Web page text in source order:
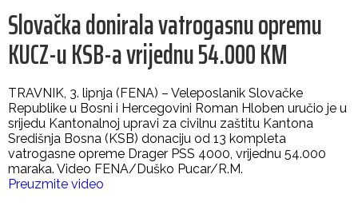
Slovačka donirala vatrogasnu opremu
KUCZ-u KSB-a vrijednu 54.000 KM
TRAVNIK, 3. lipnja (FENA) – Veleposlanik Slovačke
Republike u Bosni i Hercegovini Roman Hloben uručio je u
srijedu Kantonalnoj upravi za civilnu zaštitu Kantona
Središnja Bosna (KSB) donaciju od 13 kompleta
vatrogasne opreme Drager PSS 4000, vrijednu 54.000
maraka. Video FENA/Duško Pucar/R.M.
Preuzmite video